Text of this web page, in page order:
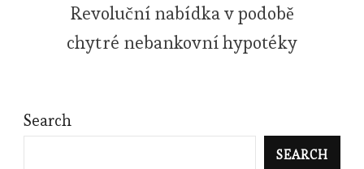
Revoluční nabídka v podobě
chytré nebankovní hypotéky
Search
SEARCH